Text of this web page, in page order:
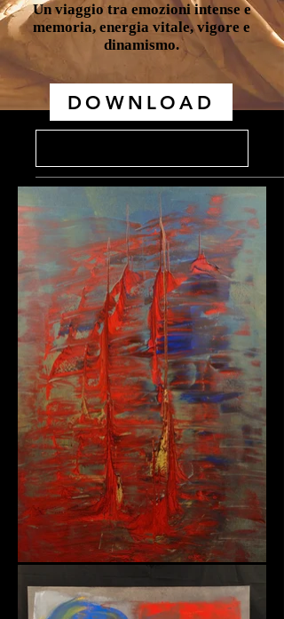
Un viaggio tra emozioni intense e
memoria, energia vitale, vigore e
dinamismo.
DOWNLOAD